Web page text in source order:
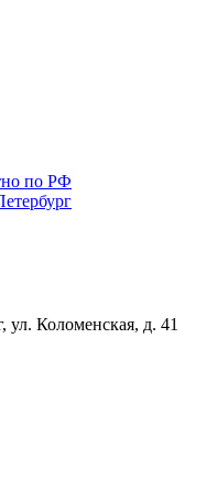
по РФ
ул. Коломенская, д. 41